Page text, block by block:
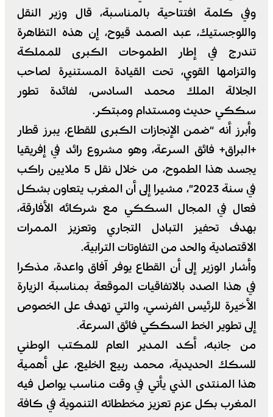
وفي كلمة افتتاحية بالمناسبة، قال وزير النقل
واللوجستيك، عبد الصمد قيوح، إن هذه التظاهرة
تندرج في إطار الطموحات الكبرى للمملكة
والتزامها القوي، تحت القيادة المستنيرة لصاحب
الجلالة الملك محمد السادس، لفائدة تطور
سككي حديث ومستدام ومبتكر.
وأبرز أنه “ضمن الإنجازات الكبرى للقطاع، يبرز قطار
+البراق+ فائق السرعة، وهو مشروع رائد في إفريقيا
يجسد هذا الطموح، من خلال نقل 5 ملايين راكب
في سنة 2023″، مشيرا إلى أن المغرب يتعاون بشكل
فعال في المجال السككي مع شركائه الأفارقة،
بهدف تحفيز التبادل التجاري وتعزيز الممرات
الاقتصادية والحد من التفاوتات الترابية.
وأشار الوزير إلى أن القطاع يوفر آفاق واعدة، مذكرا
في هذا الصدد بالاتفاقيات الموقعة بمناسبة الزيارة
الأخيرة للرئيس الفرنسي، والتي تهدف على الخصوص
إلى تطوير الخط السككي فائق السرعة.
من جانبه، أكد المدير العام للمكتب الوطني
للسكك الحديدية، محمد ربيع الخليع، على أهمية
هذا المنتدى الذي يأتي في وقت مناسب يواصل فيه
المغرب بكل عزم تعزيز مخططاته التنموية في كافة